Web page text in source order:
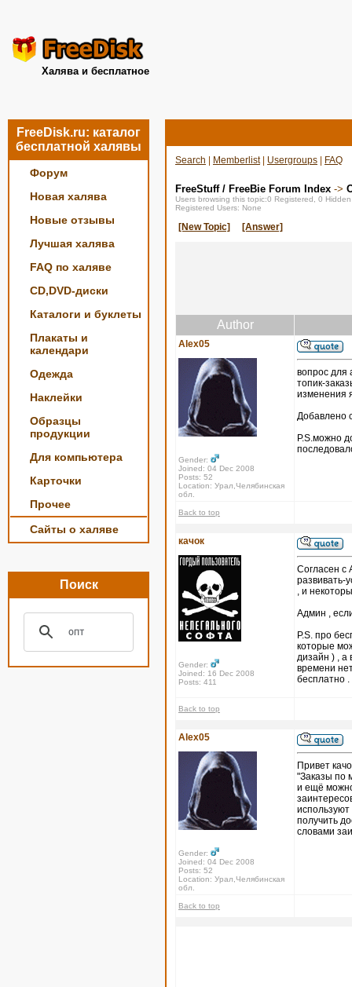
Халява и бесплатное
FreeDisk.ru: каталог
бесплатной халявы
Форум
Новая халява
Новые отзывы
Лучшая халява
FAQ по халяве
CD,DVD-диски
Каталоги и буклеты
Плакаты и
календари
Одежда
Наклейки
Образцы
продукции
Для компьютера
Карточки
Прочее
Сайты о халяве
Поиск
Search Memberlist| Usergroups FAQ
FreeStuff / FreeBie Forum Index ->
Users browsing this topic:0 Registered, 0
Registered Users: None
[New Topic] [Answer]
Author
Alex05
Gender:
Joined: 04 Dec 2008
Posts: 52
Location: Урал,Челябинская
обл.
вопрос для
топик-
изменения
Добавлено
P.S.можно
Back to top
качок
Gender:
Joined: 16 Dec 2008
Posts: 411
Согласен с
развивать-
, и
Админ ,
P.S. про
которые
дизайн ) , а
времени
бесплатно
Back to top
Alex05
Gender:
Joined: 04 Dec 2008
Posts: 52
Location: Урал,Челябинская
обл.
Привет
"Заказы по
и ещё
получить
словами
Back to top